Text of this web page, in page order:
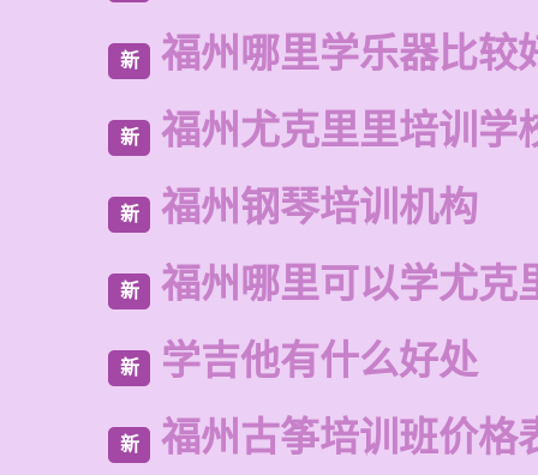
新 福州哪里学乐器比较
新 福州尤克里里培训学
新 福州钢琴培训机构
新 福州哪里可以学尤克
新 学吉他有什么好处
新 福州古筝培训班价格